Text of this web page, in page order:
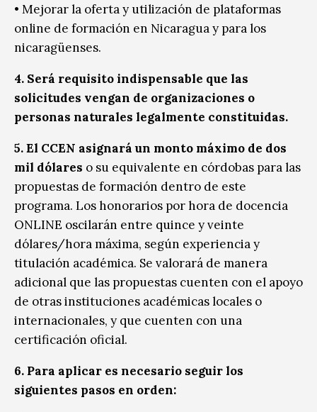
• Mejorar la oferta y utilización de plataformas
online de formación en Nicaragua y para los
nicaragüenses.
4. Será requisito indispensable que las
solicitudes vengan de organizaciones o
personas naturales legalmente constituidas.
5. El CCEN asignará un monto máximo de dos
mil dólares o su equivalente en córdobas para las
propuestas de formación dentro de este
programa. Los honorarios por hora de docencia
ONLINE oscilarán entre quince y veinte
dólares/hora máxima, según experiencia y
titulación académica. Se valorará de manera
adicional que las propuestas cuenten con el apoyo
de otras instituciones académicas locales o
internacionales, y que cuenten con una
certificación oficial.
6. Para aplicar es necesario seguir los
siguientes pasos en orden: